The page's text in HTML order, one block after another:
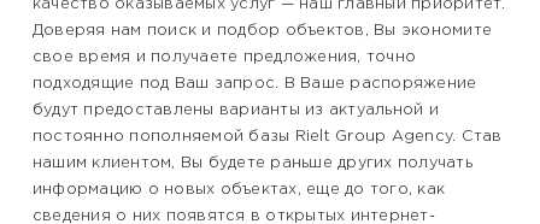
качество оказываемых услуг — наш главный приоритет.
Доверяя нам поиск и подбор объектов, Вы экономите
свое время и получаете предложения, точно
подходящие под Ваш запрос. В Ваше распоряжение
будут предоставлены варианты из актуальной и
постоянно пополняемой базы Rielt Group Agency. Став
нашим клиентом, Вы будете раньше других получать
информацию о новых объектах, еще до того, как
сведения о них появятся в открытых интернет-